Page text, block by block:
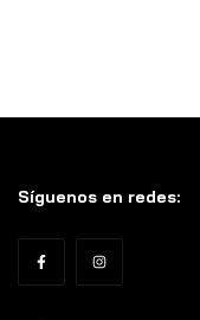
Síguenos en redes: